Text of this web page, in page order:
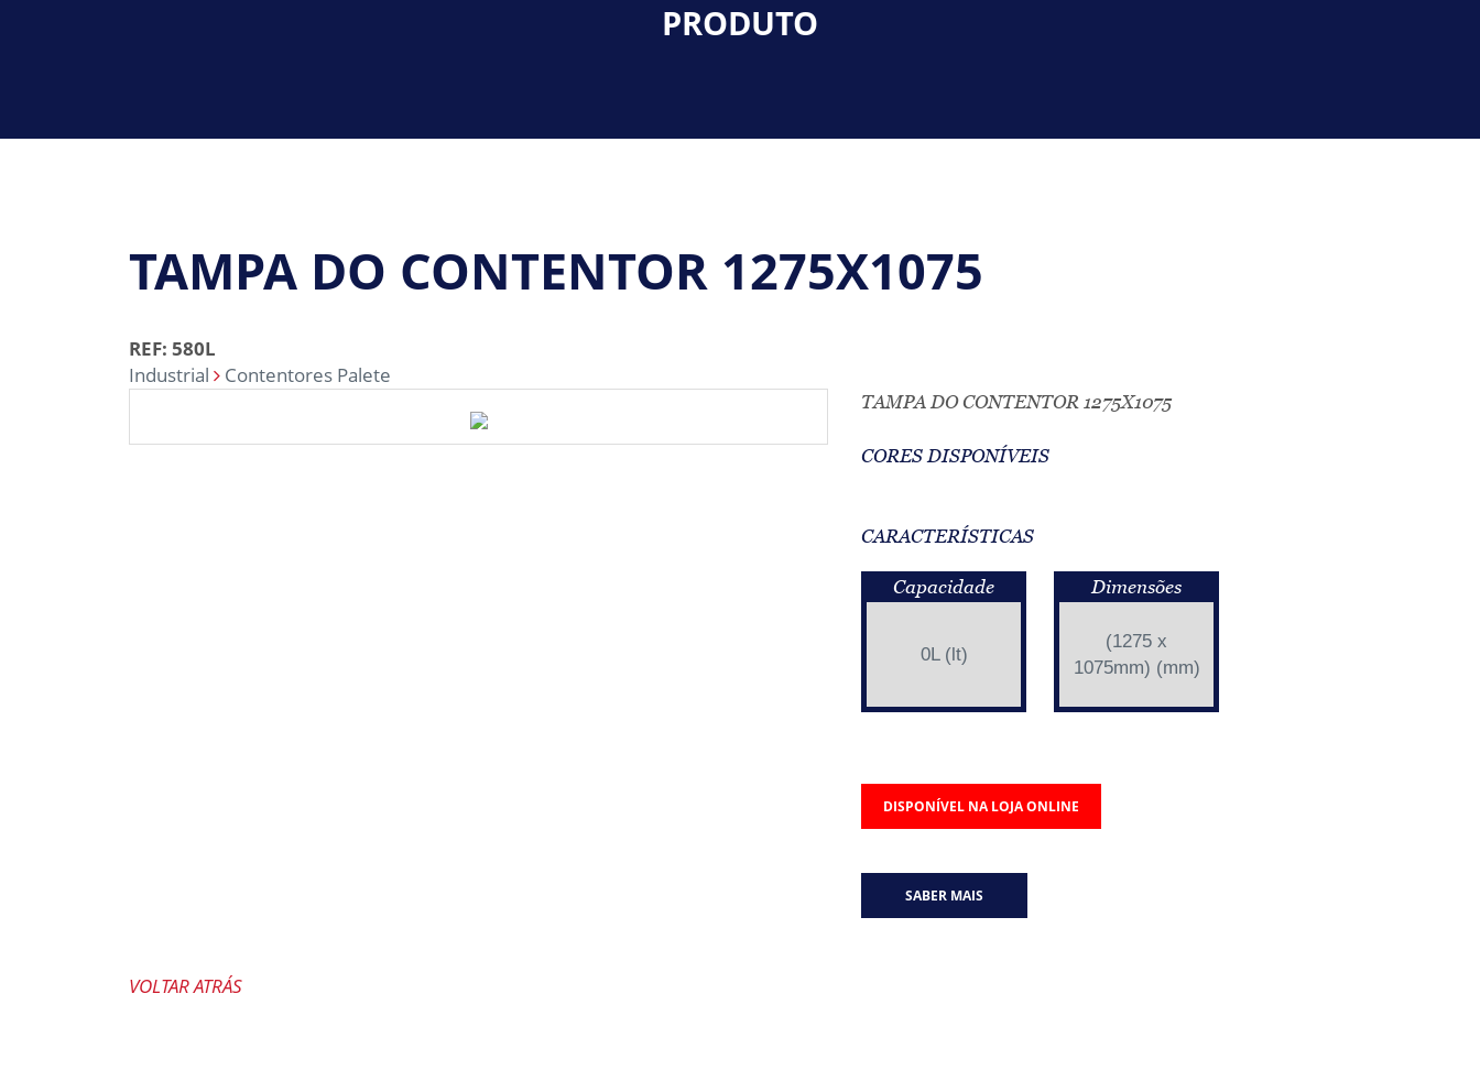
PRODUTO
TAMPA DO CONTENTOR 1275X1075
REF: 580L
Industrial
Contentores Palete
TAMPA DO CONTENTOR 1275X1075
CORES DISPONÍVEIS
CARACTERÍSTICAS
Capacidade
0L (lt)
Dimensões
(1275 x
1075mm) (mm)
DISPONÍVEL NA LOJA ONLINE
SABER MAIS
VOLTAR ATRÁS